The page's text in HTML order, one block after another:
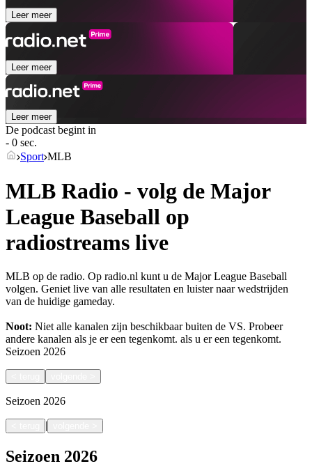
Leer meer
Leer meer
Leer meer
De podcast begint in
- 0 sec.
Sport MLB
MLB Radio - volg de Major
League Baseball op
radiostreams live
MLB op de radio. Op radio.nl kunt u de Major League Baseball
volgen. Geniet live van alle resultaten en luister naar wedstrijden
van de huidige gameday.
Noot: Niet alle kanalen zijn beschikbaar buiten de VS. Probeer
andere kanalen als je er een tegenkomt. als u er een tegenkomt.
Seizoen 2026
Seizoen 2026
|
Seizoen 2026